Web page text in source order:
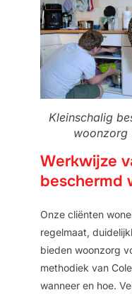
Kleinschalig
woonzorg
Werkwijze
beschermd
Onze cliënten
regelmaat,
bieden woonzorg
methodiek van
wanneer en hoe.